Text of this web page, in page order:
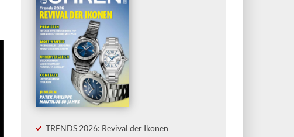
TRENDS 2026: Revival der Ikonen